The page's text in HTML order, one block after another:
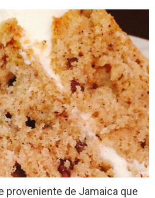
proveniente de Jamaica que